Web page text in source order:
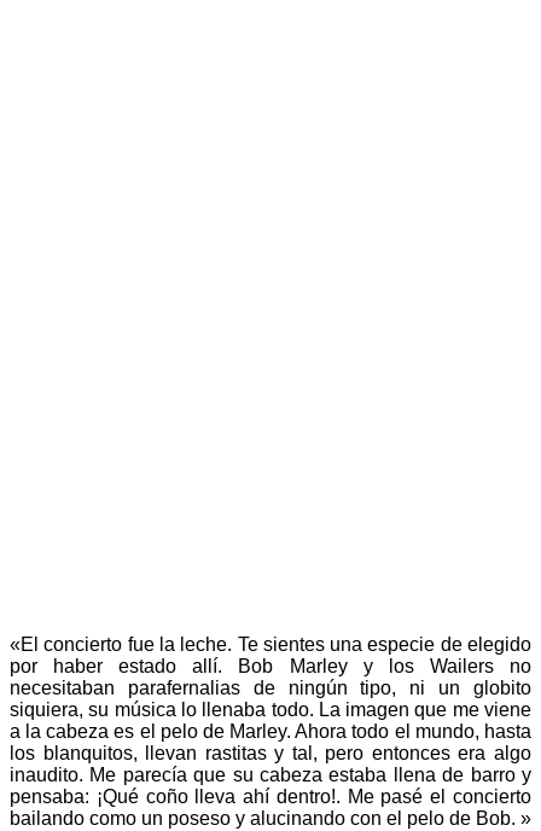
«El concierto fue la leche. Te sientes una especie de elegido
por haber estado allí. Bob Marley y los Wailers no
necesitaban parafernalias de ningún tipo, ni un globito
siquiera, su música lo llenaba todo. La imagen que me viene
a la cabeza es el pelo de Marley. Ahora todo el mundo, hasta
los blanquitos, llevan rastitas y tal, pero entonces era algo
inaudito. Me parecía que su cabeza estaba llena de barro y
pensaba: ¡Qué coño lleva ahí dentro!. Me pasé el concierto
bailando como un poseso y alucinando con el pelo de Bob. »